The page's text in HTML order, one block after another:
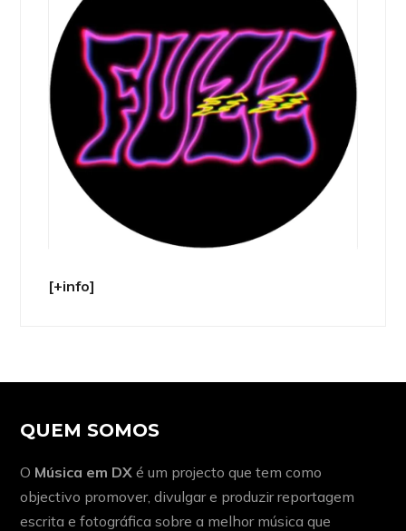
[+info]
QUEM SOMOS
O Música em DX é um projecto que tem como
objectivo promover, divulgar e produzir reportagem
escrita e fotográfica sobre a melhor música que